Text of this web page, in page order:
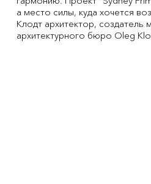
а место силы, куда хочется
Клодт архитектор, создатель
архитектурного бюро Oleg